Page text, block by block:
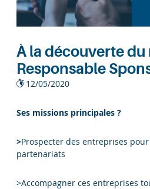
À la découverte du
Responsable
12/05/2020
Ses missions principales ?
>Prospecter des entreprises
partenariats
>Accompagner ces entreprises